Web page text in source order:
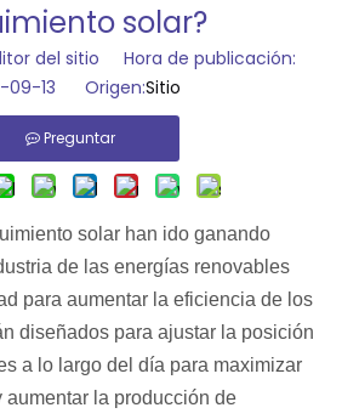
solar?
del sitio Hora de publicación:
09-13 Origen:Sitio
Preguntar
solar han ido ganando
de las energías renovables
para aumentar la eficiencia de los
diseñados para ajustar la posición
a lo largo del día para maximizar
aumentar la producción de